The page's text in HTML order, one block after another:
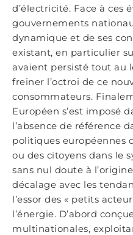
d’électricité. Face à ces
gouvernements
dynamique et de ses
existant, en particulier
avaient persisté tout au
freiner l’octroi de ce
consommateurs.
Européen s’est imposé
l’absence de référence
politiques européennes
ou des citoyens dans le
sans nul doute à
décalage avec les
l’essor des « petits
l’énergie. D’abord
multinationales,